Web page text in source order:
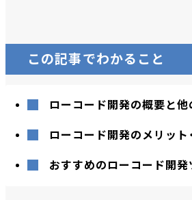
この記事でわかること
ローコード開発の概要と
ローコード開発のメリット
おすすめのローコード開